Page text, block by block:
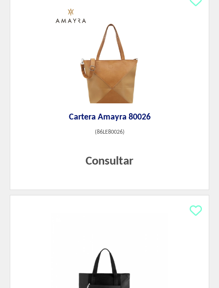
Cartera Amayra 80026
(86LE80026)
Consultar